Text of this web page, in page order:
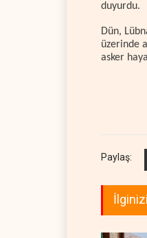
duyurdu.
Dün,
üzerinde
asker
Paylaş: